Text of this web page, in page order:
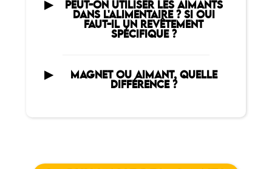
PEUT-ON UTILISER LES AIMANTS
DANS L'ALIMENTAIRE ? SI OUI
FAUT-IL UN REVÊTEMENT
SPÉCIFIQUE ?
MAGNET OU AIMANT, QUELLE
DIFFÉRENCE ?